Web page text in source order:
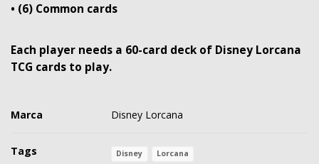
• (6) Common cards
Each player needs a 60-card deck of Disney Lorcana
TCG cards to play.
Marca Disney Lorcana
Tags Disney Lorcana